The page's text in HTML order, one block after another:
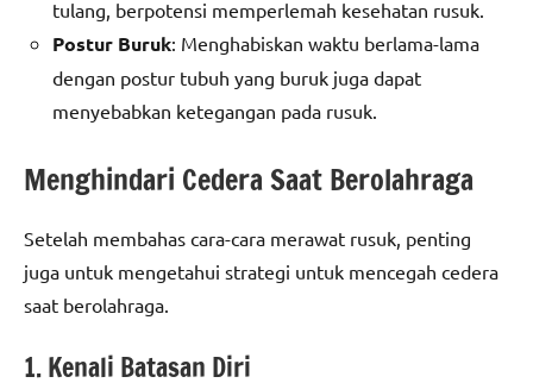
tulang, berpotensi memperlemah kesehatan rusuk.
Postur Buruk: Menghabiskan waktu berlama-lama
dengan postur tubuh yang buruk juga dapat
menyebabkan ketegangan pada rusuk.
Menghindari Cedera Saat Berolahraga
Setelah membahas cara-cara merawat rusuk, penting
juga untuk mengetahui strategi untuk mencegah cedera
saat berolahraga.
1. Kenali Batasan Diri